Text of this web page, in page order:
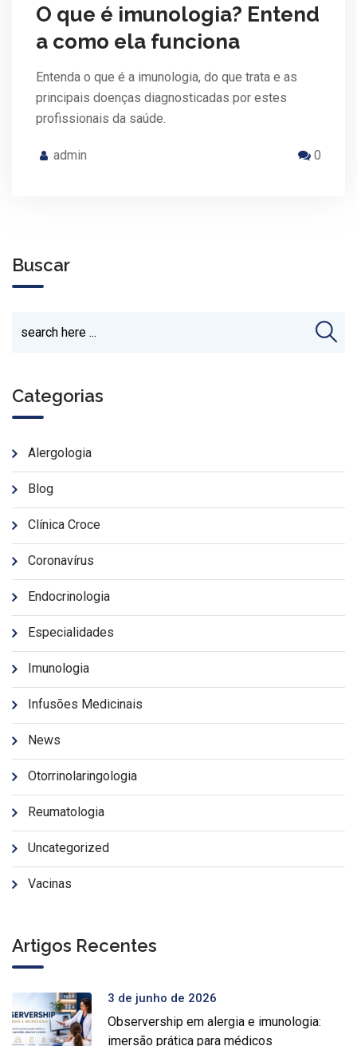
O que é imunologia? Entend
a como ela funciona
Entenda o que é a imunologia, do que trata e as
principais doenças diagnosticadas por estes
profissionais da saúde.
admin 0
Buscar
Categorias
Alergologia
Blog
Clínica Croce
Coronavírus
Endocrinologia
Especialidades
Imunologia
Infusões Medicinais
News
Otorrinolaringologia
Reumatologia
Uncategorized
Vacinas
Artigos Recentes
3 de junho de 2026
Observership em alergia e imunologia:
imersão prática para médicos